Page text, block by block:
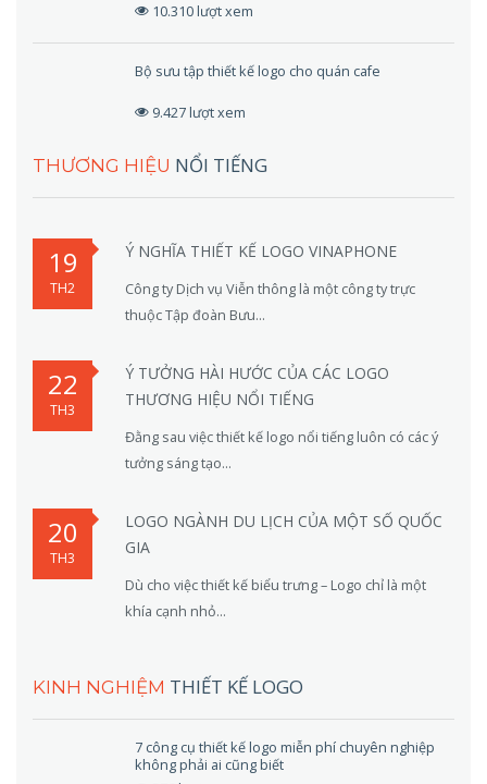
10.310 lượt xem
Bộ sưu tập thiết kế logo cho quán cafe
9.427 lượt xem
THƯƠNG HIỆU NỔI TIẾNG
19
TH2
Ý NGHĨA THIẾT KẾ LOGO VINAPHONE
Công ty Dịch vụ Viễn thông là một công ty trực
thuộc Tập đoàn Bưu...
22
TH3
Ý TƯỞNG HÀI HƯỚC CỦA CÁC LOGO
THƯƠNG HIỆU NỔI TIẾNG
Đằng sau việc thiết kế logo nổi tiếng luôn có các ý
tưởng sáng tạo...
20
TH3
LOGO NGÀNH DU LỊCH CỦA MỘT SỐ QUỐC
GIA
Dù cho việc thiết kế biểu trưng – Logo chỉ là một
khía cạnh nhỏ...
KINH NGHIỆM THIẾT KẾ LOGO
7 công cụ thiết kế logo miễn phí chuyên nghiệp
không phải ai cũng biết